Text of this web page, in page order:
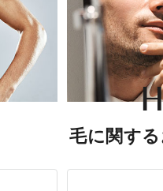
毛に関す